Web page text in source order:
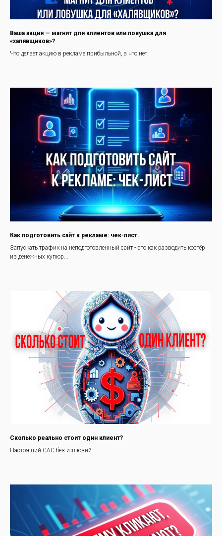
Ваша акция — магнит для клиентов или ловушка для
«халявщиков»?
Что делает акцию в рекламе прибыльной, а что нет.
Как подготовить сайт к рекламе: чек-лист.
Запускать трафик на неподготовленный сайт - это как разводить костёр
из денежных купюр...
Сколько реально стоит один клиент?
Настоящий CAC без иллюзий.